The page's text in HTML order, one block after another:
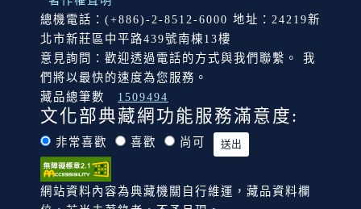
總機電話：(+886)-2-8512-6000 地址：24219新
北市新莊區中平路439號南棟13樓
意見詢問：歡迎透過電話的方式與我們聯繫。 我
們將以最快的速度為您服務。
藏品總筆數
1509494
文化部典藏網功能服務滿意度:
非常喜歡 喜歡 尚可
網站資料內容為典藏機關自行維運，藏品資料欄